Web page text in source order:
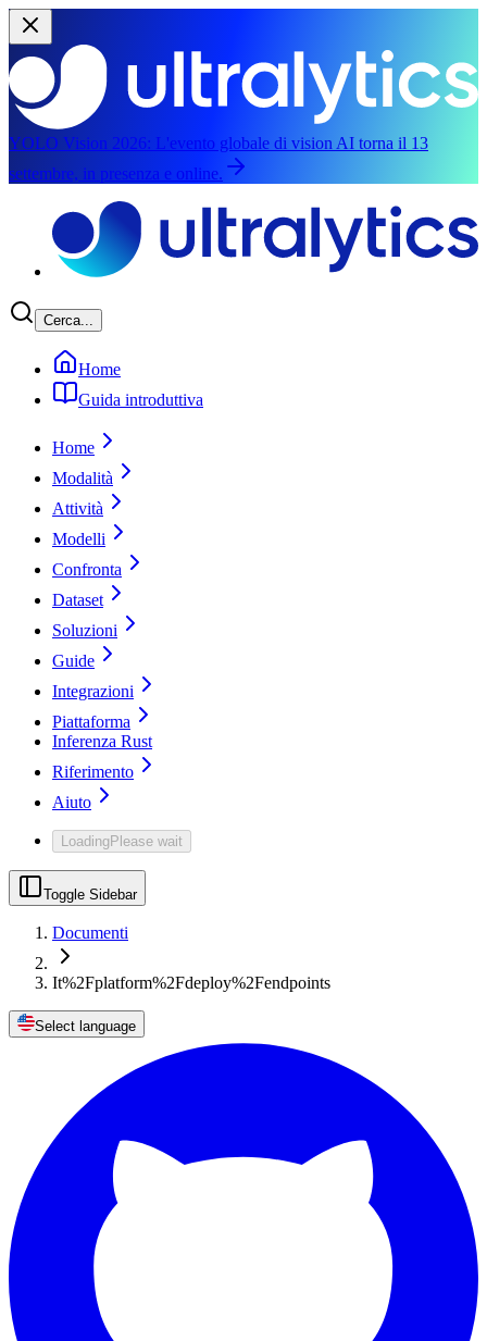
YOLO Vision 2026: L'evento globale di vision AI torna il 13
settembre, in presenza e online.
Cerca...
Home
Guida introduttiva
Home
Modalità
Attività
Modelli
Confronta
Dataset
Soluzioni
Guide
Integrazioni
Piattaforma
Inferenza Rust
Riferimento
Aiuto
LoadingPlease wait
Toggle Sidebar
Documenti
It%2Fplatform%2Fdeploy%2Fendpoints
Select language